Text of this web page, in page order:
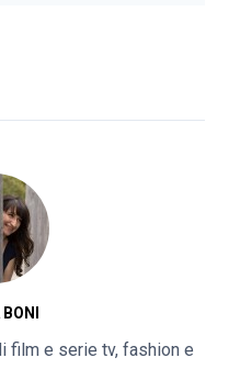
film e serie tv, fashion e